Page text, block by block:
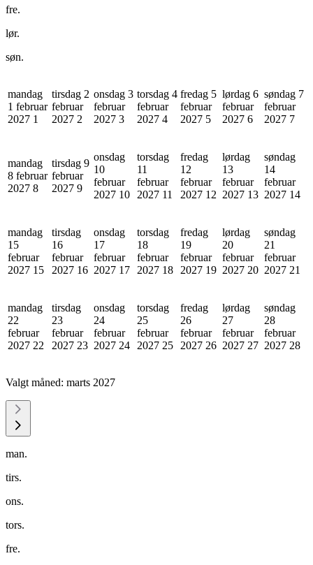
fre.
lør.
søn.
mandag
1 februar
2027 1
tirsdag 2
februar
2027 2
onsdag 3
februar
2027 3
torsdag 4
februar
2027 4
fredag 5
februar
2027 5
lørdag 6
februar
2027 6
søndag 7
februar
2027 7
mandag
8 februar
2027 8
tirsdag 9
februar
2027 9
onsdag
10
februar
2027 10
torsdag
11
februar
2027 11
fredag
12
februar
2027 12
lørdag
13
februar
2027 13
søndag
14
februar
2027 14
mandag
15
februar
2027 15
tirsdag
16
februar
2027 16
onsdag
17
februar
2027 17
torsdag
18
februar
2027 18
fredag
19
februar
2027 19
lørdag
20
februar
2027 20
søndag
21
februar
2027 21
mandag
22
februar
2027 22
tirsdag
23
februar
2027 23
onsdag
24
februar
2027 24
torsdag
25
februar
2027 25
fredag
26
februar
2027 26
lørdag
27
februar
2027 27
søndag
28
februar
2027 28
Valgt måned: marts 2027
man.
tirs.
ons.
tors.
fre.